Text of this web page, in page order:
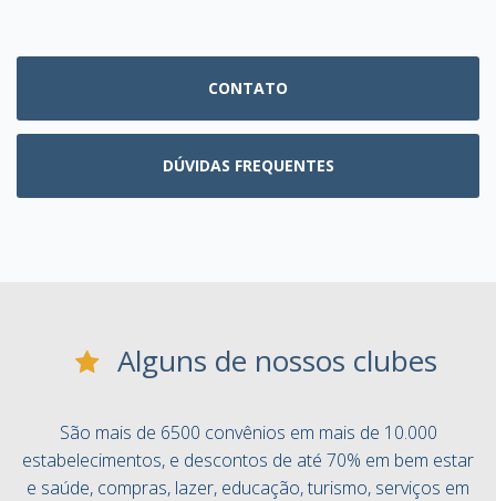
CONTATO
DÚVIDAS FREQUENTES
Alguns de nossos clubes
São mais de 6500 convênios em mais de 10.000
estabelecimentos, e descontos de até 70% em bem estar
e saúde, compras, lazer, educação, turismo, serviços em